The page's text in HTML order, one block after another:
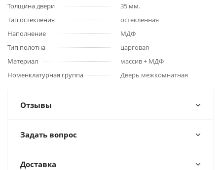
Толщина двери
35 мм.
Тип остекления
остекленная
Наполнение
МДФ
Тип полотна
царговая
Материал
массив + МДФ
Номенклатурная группа
Дверь межкомнатная
Отзывы
Задать вопрос
Доставка